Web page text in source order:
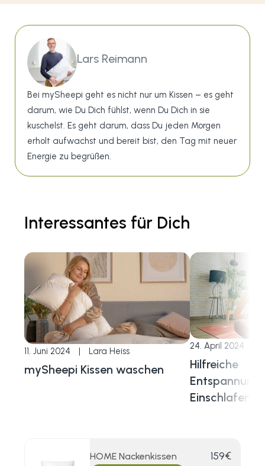
Lars Reimann
Bei mySheepi geht es nicht nur um Kissen – es geht
darum, wie Du Dich fühlst, wenn Du Dich in sie
kuschelst. Es geht darum, dass Du jeden Morgen
erholt aufwachst und bereit bist, den Tag mit neuer
Energie zu begrüßen.
Interessantes für Dich
11. Juni 2024 | Lara Heiss
mySheepi Kissen waschen
24. April 2024
Hilfreiche
Einschlafen
HOME Nackenkissen
159€